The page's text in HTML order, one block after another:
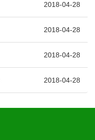
2018-04-28
2018-04-28
2018-04-28
2018-04-28